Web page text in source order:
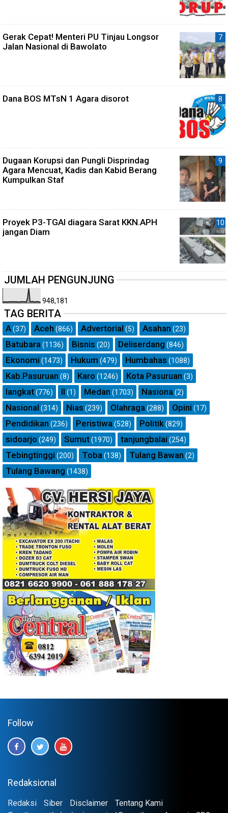
Gerak Cepat! Menteri PU Tinjau Longsor
Jalan Nasional di Bawolato
Dana BOS MTsN 1 Agara disorot
Dugaan Korupsi dan Pungli Disprindag
Agara Mencuat, Kadis dan Kabid Berang
Kumpulkan Staf
Proyek P3-TGAI diagara Sarat KKN.APH
jangan Diam
JUMLAH PENGUNJUNG
948,181
TAG BERITA
A(37) Aceh (866) Advertorial (5) Asahan (23)
Batubara (1136) Bisnis (20) Deliserdang (846)
Ekonomi (1473) Hukum (479) Humbahas (1088)
Kab.Pasuruan (8) Karo (1246) Kota Pasuruan (3)
langkat(776) ll (1) Medan (1703) Nasiona (2)
Nasional (314) Nias (239) Olahraga (288) Opini (17)
Pendidikan (236) Peristiwa (528) Politik(829)
sidoarjo (249) Sumut(1970) tanjungbalai (254)
Tebingtinggi (200) Toba (138) Tulang Bawan (2)
Tulang Bawang (1438)
Follow
Redaksional
Redaksi Siber Disclaimer
Tentang Kami